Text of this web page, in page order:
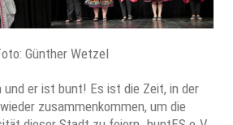
Günther Wetzel
und er ist bunt! Es ist die Zeit, in der
zusammenkommen, um die